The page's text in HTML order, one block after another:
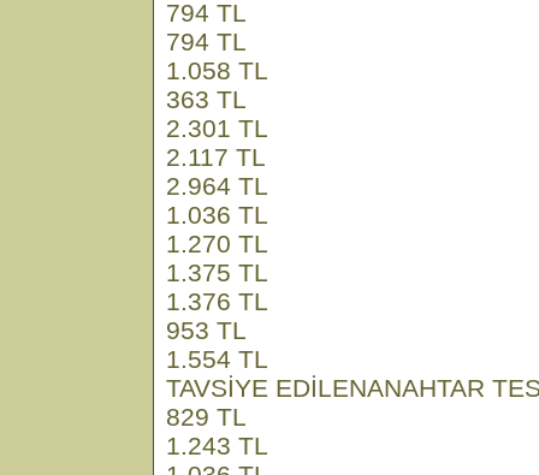
794 TL
794 TL
1.058 TL
363 TL
2.301 TL
2.117 TL
2.964 TL
1.036 TL
1.270 TL
1.375 TL
1.376 TL
953 TL
1.554 TL
TAVSİYE EDİLENANAHTAR
829 TL
1.243 TL